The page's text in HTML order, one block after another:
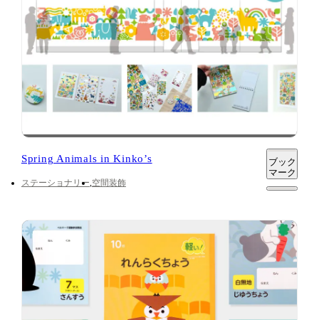
Spring Animals in Kinko’s
ステーショナリー 空間装飾
ブック
マーク